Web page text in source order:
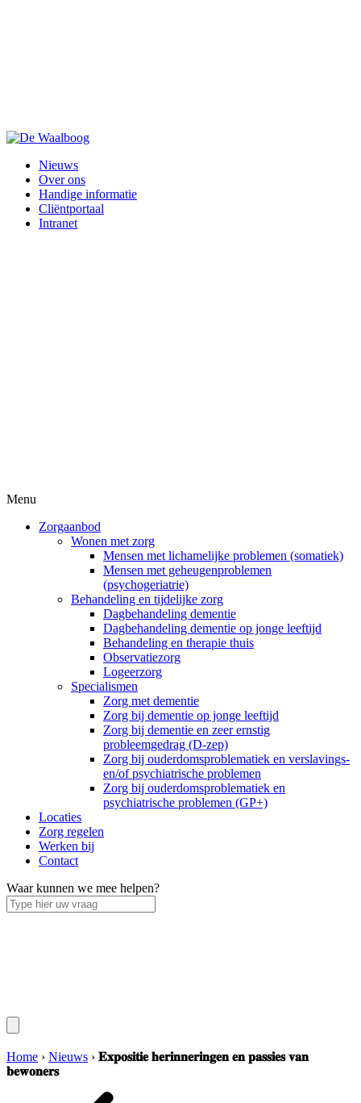
Nieuws
Over ons
Handige informatie
Cliëntportaal
Intranet
Menu
Zorgaanbod
Wonen met zorg
Mensen met lichamelijke problemen (somatiek)
Mensen met geheugenproblemen
(psychogeriatrie)
Behandeling en tijdelijke zorg
Dagbehandeling dementie
Dagbehandeling dementie op jonge leeftijd
Behandeling en therapie thuis
Observatiezorg
Logeerzorg
Specialismen
Zorg met dementie
Zorg bij dementie op jonge leeftijd
Zorg bij dementie en zeer ernstig
probleemgedrag (D-zep)
Zorg bij ouderdomsproblematiek en verslavings-
en/of psychiatrische problemen
Zorg bij ouderdomsproblematiek en
psychiatrische problemen (GP+)
Locaties
Zorg regelen
Werken bij
Contact
Waar kunnen we mee helpen?
Home › Nieuws › 𝐄𝐱𝐩𝐨𝐬𝐢𝐭𝐢𝐞 𝐡𝐞𝐫𝐢𝐧𝐧𝐞𝐫𝐢𝐧𝐠𝐞𝐧 𝐞𝐧 𝐩𝐚𝐬𝐬𝐢𝐞𝐬 𝐯𝐚𝐧
𝐛𝐞𝐰𝐨𝐧𝐞𝐫𝐬